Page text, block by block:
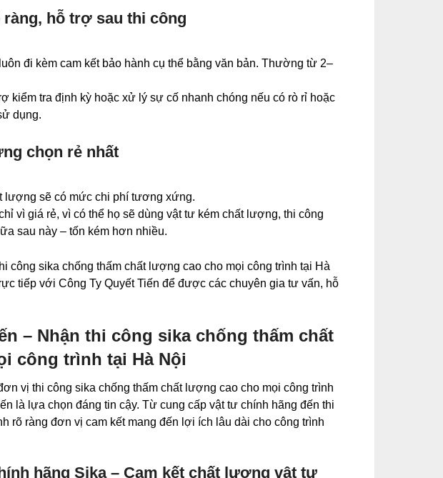
ràng, hỗ trợ sau thi công
đi kèm cam kết bảo hành cụ thể bằng văn bản. Thường từ 2–
kiểm tra định kỳ hoặc xử lý sự cố nhanh chóng nếu có rò rỉ hoặc
dụng.
chọn rẻ nhất
lượng sẽ có mức chi phí tương xứng.
vì giá rẻ, vì có thể họ sẽ dùng vật tư kém chất lượng, thi công
sau này – tốn kém hơn nhiều.
công sika chống thấm chất lượng cao cho mọi công trình tại Hà
tiếp với Công Ty Quyết Tiến để được các chuyên gia tư vấn, hỗ
– Nhận thi công sika chống thấm chất
công trình tại Hà Nội
vị thi công sika chống thấm chất lượng cao cho mọi công trình
là lựa chọn đáng tin cậy. Từ cung cấp vật tư chính hãng đến thi
rõ ràng đơn vị cam kết mang đến lợi ích lâu dài cho công trình
hãng Sika – Cam kết chất lượng vật tư